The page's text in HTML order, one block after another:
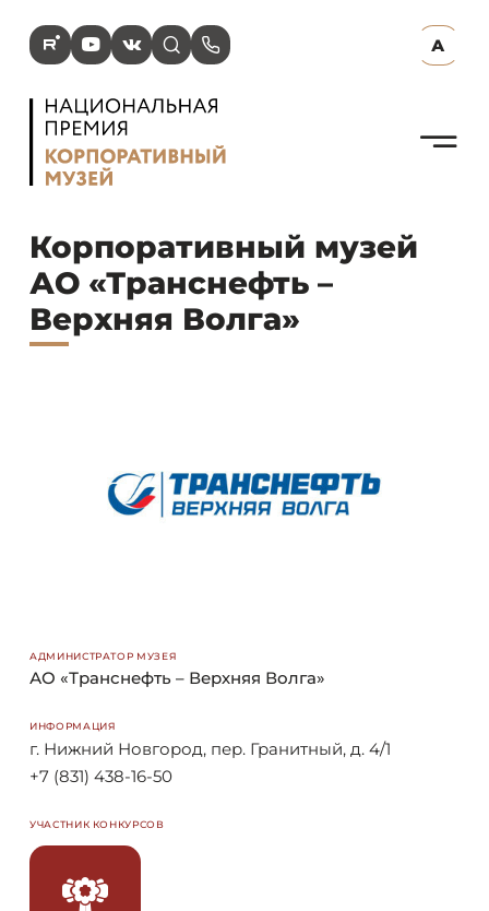
R Y V s p А
N
Корпоративный музей
АО «Транснефть –
Верхняя Волга»
АДМИНИСТРАТОР МУЗЕЯ
АО «Транснефть – Верхняя Волга»
ИНФОРМАЦИЯ
г. Нижний Новгород, пер. Гранитный, д. 4/1
+7 (831) 438-16-50
УЧАСТНИК КОНКУРСОВ